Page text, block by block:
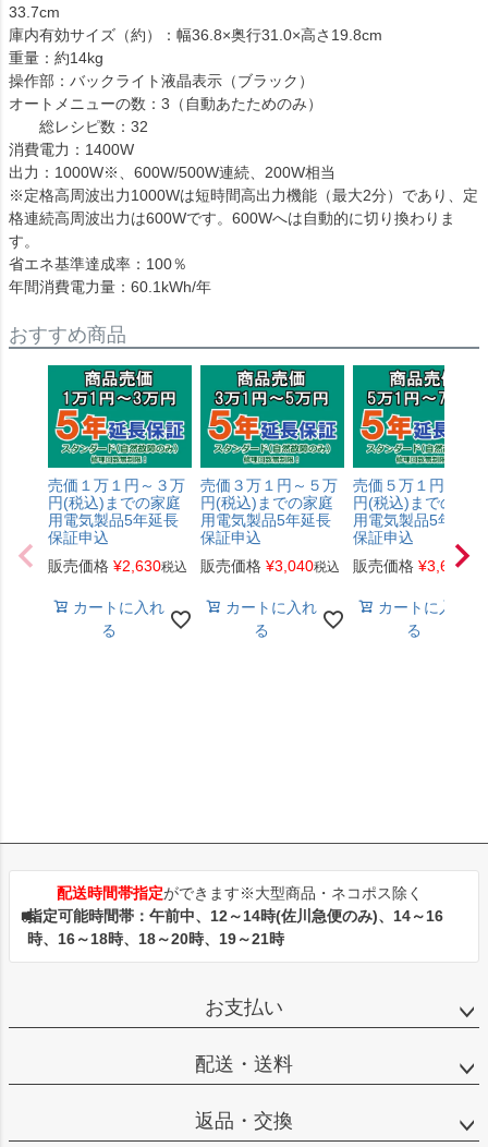
33.7cm
庫内有効サイズ（約）：幅36.8×奥行31.0×高さ19.8cm
重量：約14kg
操作部：バックライト液晶表示（ブラック）
オートメニューの数：3（自動あたためのみ）
総レシピ数：32
消費電力：1400W
出力：1000W※、600W/500W連続、200W相当
※定格高周波出力1000Wは短時間高出力機能（最大2分）であり、定
格連続高周波出力は600Wです。600Wへは自動的に切り換わりま
す。
省エネ基準達成率：100％
年間消費電力量：60.1kWh/年
おすすめ商品
売価１万１円～３万
円(税込)までの家庭
用電気製品5年延長
保証申込
販売価格 ¥2,630税込
カートに入れ
る
売価３万１円～５万
円(税込)までの家庭
用電気製品5年延長
保証申込
販売価格 ¥3,040税込
カートに入れ
る
売価５万１円～７
円(税込)までの家庭
用電気製品5年延長
保証申込
販売価格 ¥3,650
カートに入れ
る
配送時間帯指定ができます※大型商品・ネコポス除く
指定可能時間帯：午前中、12～14時(佐川急便のみ)、14～16
時、16～18時、18～20時、19～21時
お支払い
配送・送料
返品・交換